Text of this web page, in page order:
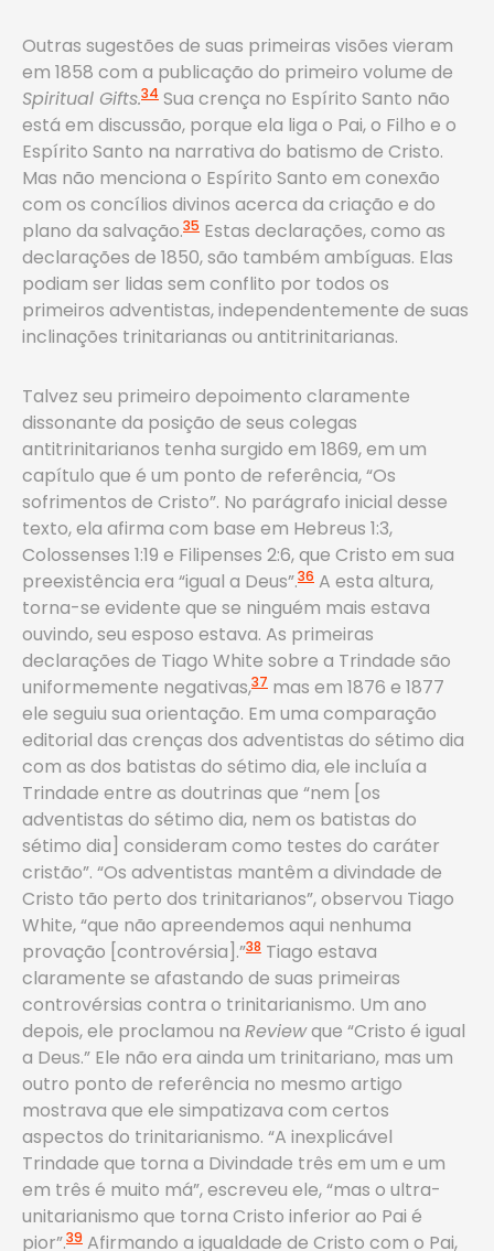
Outras sugestões de suas primeiras visões vieram
em 1858 com a publicação do primeiro volume de
Spiritual Gifts.34 Sua crença no Espírito Santo não
está em discussão, porque ela liga o Pai, o Filho e o
Espírito Santo na narrativa do batismo de Cristo.
Mas não menciona o Espírito Santo em conexão
com os concílios divinos acerca da criação e do
plano da salvação.35 Estas declarações, como as
declarações de 1850, são também ambíguas. Elas
podiam ser lidas sem conflito por todos os
primeiros adventistas, independentemente de suas
inclinações trinitarianas ou antitrinitarianas.
Talvez seu primeiro depoimento claramente
dissonante da posição de seus colegas
antitrinitarianos tenha surgido em 1869, em um
capítulo que é um ponto de referência, “Os
sofrimentos de Cristo”. No parágrafo inicial desse
texto, ela afirma com base em Hebreus 1:3,
Colossenses 1:19 e Filipenses 2:6, que Cristo em sua
preexistência era “igual a Deus”.36 A esta altura,
torna-se evidente que se ninguém mais estava
ouvindo, seu esposo estava. As primeiras
declarações de Tiago White sobre a Trindade são
uniformemente negativas,37 mas em 1876 e 1877
ele seguiu sua orientação. Em uma comparação
editorial das crenças dos adventistas do sétimo dia
com as dos batistas do sétimo dia, ele incluía a
Trindade entre as doutrinas que “nem [os
adventistas do sétimo dia, nem os batistas do
sétimo dia] consideram como testes do caráter
cristão”. “Os adventistas mantêm a divindade de
Cristo tão perto dos trinitarianos”, observou Tiago
White, “que não apreendemos aqui nenhuma
provação [controvérsia].”38 Tiago estava
claramente se afastando de suas primeiras
controvérsias contra o trinitarianismo. Um ano
depois, ele proclamou na Reviewque “Cristo é igual
a Deus.” Ele não era ainda um trinitariano, mas um
outro ponto de referência no mesmo artigo
mostrava que ele simpatizava com certos
aspectos do trinitarianismo. “A inexplicável
Trindade que torna a Divindade três em um e um
em três é muito má”, escreveu ele, “mas o ultra-
unitarianismo que torna Cristo inferior ao Pai é
pior”.39 Afirmando a igualdade de Cristo com o Pai,